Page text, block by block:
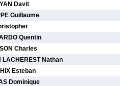
Davit
Guillaume
Quentin
Charles
LACHEREST Nathan
Esteban
Dominique